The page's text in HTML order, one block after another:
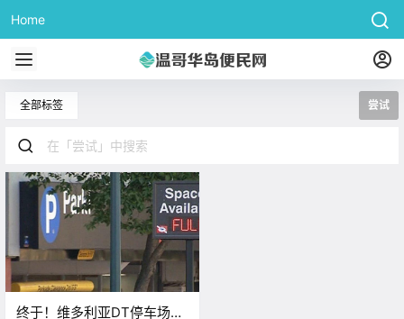
Home
全部标签 尝试
终于！维多利亚DT停车场要